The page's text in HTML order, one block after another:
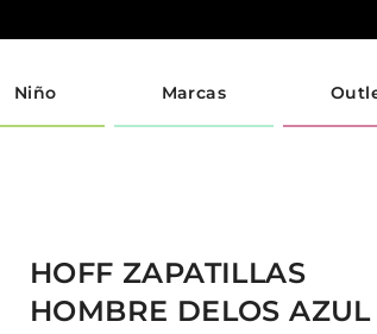
Niño Marcas
HOFF ZAPATILLAS
HOMBRE DELOSAZUL